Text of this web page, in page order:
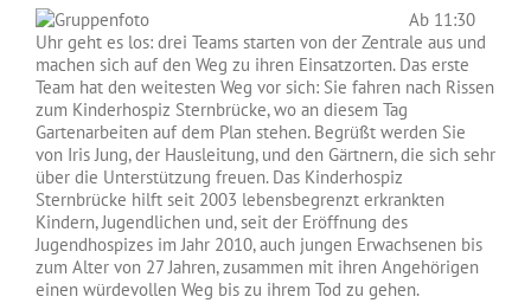
Ab 11:30
Uhr geht es los: drei Teams starten von der Zentrale aus und
machen sich auf den Weg zu ihren Einsatzorten. Das erste
Team hat den weitesten Weg vor sich: Sie fahren nach Rissen
zum Kinderhospiz Sternbrücke, wo an diesem Tag
Gartenarbeiten auf dem Plan stehen. Begrüßt werden Sie
von Iris Jung, der Hausleitung, und den Gärtnern, die sich sehr
über die Unterstützung freuen. Das Kinderhospiz
Sternbrücke hilft seit 2003 lebensbegrenzt erkrankten
Kindern, Jugendlichen und, seit der Eröffnung des
Jugendhospizes im Jahr 2010, auch jungen Erwachsenen bis
zum Alter von 27 Jahren, zusammen mit ihren Angehörigen
einen würdevollen Weg bis zu ihrem Tod zu gehen.